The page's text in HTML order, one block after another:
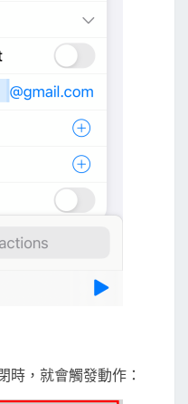
時，就會觸發動作：